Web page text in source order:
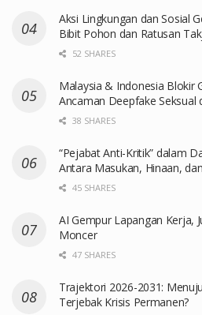
Aksi Lingkungan dan Sosial
Bibit Pohon dan Ratusan
52 SHARES
Malaysia & Indonesia Blokir
Ancaman Deepfake Seksual
38 SHARES
“Pejabat Anti-Kritik” dalam
Antara Masukan, Hinaan,
45 SHARES
AI Gempur Lapangan Kerja,
Moncer
47 SHARES
Trajektori 2026-2031:
Terjebak Krisis Permanen?